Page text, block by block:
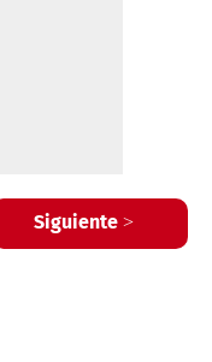
Siguiente >